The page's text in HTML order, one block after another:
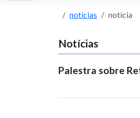
notícias notícia
Notícias
Palestra sobre